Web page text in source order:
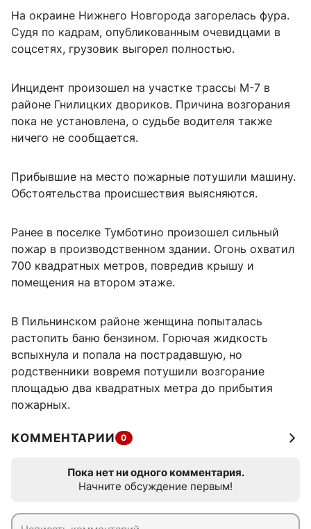
На окраине Нижнего Новгорода загорелась фура.
Судя по кадрам, опубликованным очевидцами в
соцсетях, грузовик выгорел полностью.
Инцидент произошел на участке трассы М-7 в
районе Гнилицких двориков. Причина возгорания
пока не установлена, о судьбе водителя также
ничего не сообщается.
Прибывшие на место пожарные потушили машину.
Обстоятельства происшествия выясняются.
Ранее в поселке Тумботино произошел сильный
пожар в производственном здании. Огонь охватил
700 квадратных метров, повредив крышу и
помещения на втором этаже.
В Пильнинском районе женщина попыталась
растопить баню бензином. Горючая жидкость
вспыхнула и попала на пострадавшую, но
родственники вовремя потушили возгорание
площадью два квадратных метра до прибытия
пожарных.
КОММЕНТАРИИ 0
Пока нет ни одного комментария.
Начните обсуждение первым!